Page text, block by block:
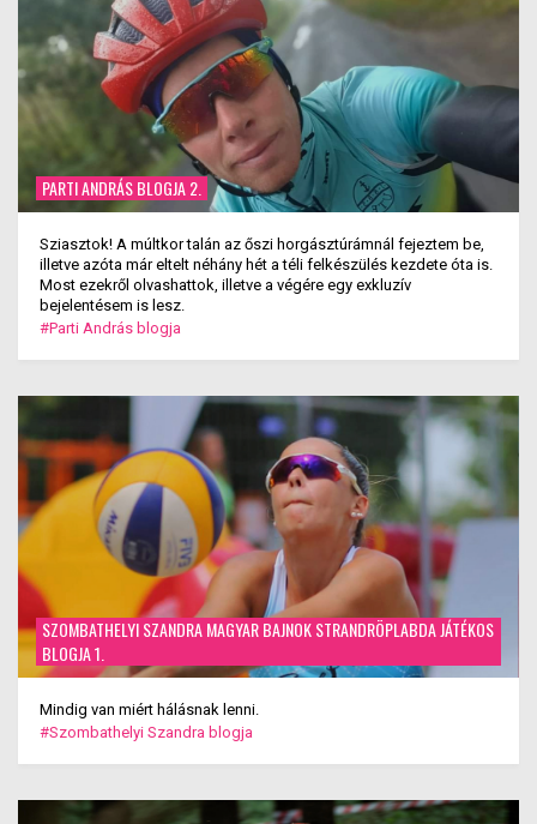
PARTI ANDRÁS BLOGJA 2.
Sziasztok! A múltkor talán az őszi horgásztúrámnál fejeztem be,
illetve azóta már eltelt néhány hét a téli felkészülés kezdete óta is.
Most ezekről olvashattok, illetve a végére egy exkluzív
bejelentésem is lesz.
#Parti András blogja
SZOMBATHELYI SZANDRA MAGYAR BAJNOK STRANDRÖPLABDA JÁTÉKOS
BLOGJA 1.
Mindig van miért hálásnak lenni.
#Szombathelyi Szandra blogja